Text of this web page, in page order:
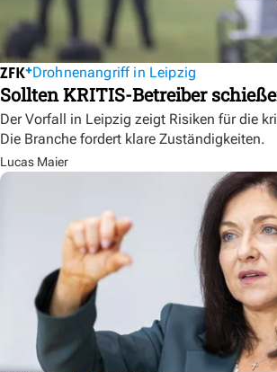
Drohnenangriff in Leipzig
Sollten KRITIS-Betreiber
Der Vorfall in Leipzig zeigt Risiken für die
Die Branche fordert klare Zuständigkeiten.
Lucas Maier